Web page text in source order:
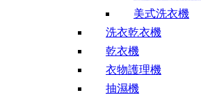
美式洗衣機
洗衣乾衣機
乾衣機
衣物護理機
抽濕機